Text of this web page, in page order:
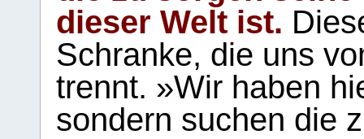
dieser Welt ist.
Schranke, die uns
trennt. »Wir haben
sondern suchen die